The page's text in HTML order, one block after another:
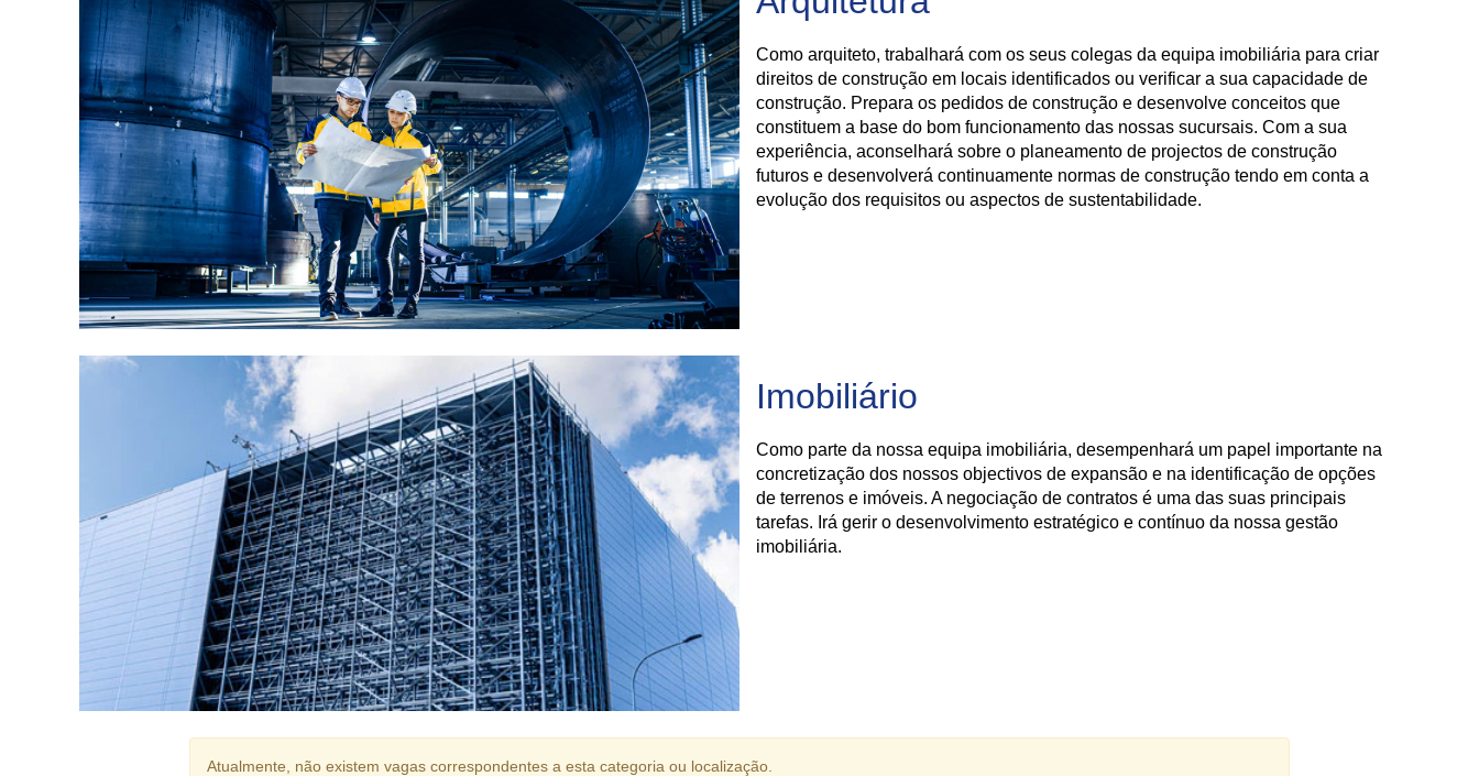
Como arquiteto, trabalhará com os seus colegas da equipa imobiliária para criar
direitos de construção em locais identificados ou verificar a sua capacidade de
construção. Prepara os pedidos de construção e desenvolve conceitos que
constituem a base do bom funcionamento das nossas sucursais. Com a sua
experiência, aconselhará sobre o planeamento de projectos de construção
futuros e desenvolverá continuamente normas de construção tendo em conta a
evolução dos requisitos ou aspectos de sustentabilidade.
Imobiliário
Como parte da nossa equipa imobiliária, desempenhará um papel importante na
concretização dos nossos objectivos de expansão e na identificação de opções
de terrenos e imóveis. A negociação de contratos é uma das suas principais
tarefas. Irá gerir o desenvolvimento estratégico e contínuo da nossa gestão
imobiliária.
Atualmente, não existem vagas correspondentes a esta categoria ou localização.